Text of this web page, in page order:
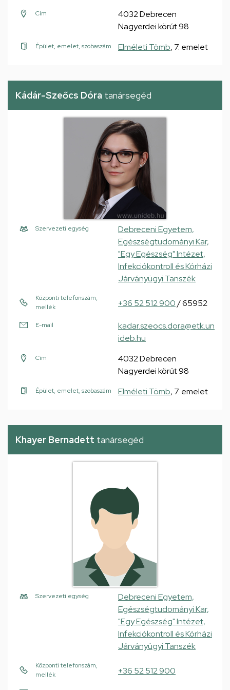
Cím
4032 Debrecen
Nagyerdei körút 98
Épület, emelet, szobaszám Elméleti Tömb, 7. emelet
Kádár-Szeőcs Dóra tanársegéd
Szervezeti egység
Debreceni Egyetem,
Egészségtudományi Kar,
"Egy Egészség" Intézet,
Infekciókontroll és Kórházi
Járványügyi Tanszék
Központi telefonszám,
mellék
+36 52 512 900/ 65952
E-mail
kadar.szeocs.dora@etk.un
ideb.hu
Cím
4032 Debrecen
Nagyerdei körút 98
Épület, emelet, szobaszám Elméleti Tömb, 7. emelet
Khayer Bernadett tanársegéd
Szervezeti egység
Debreceni Egyetem,
Egészségtudományi Kar,
"Egy Egészség" Intézet,
Infekciókontroll és Kórházi
Járványügyi Tanszék
Központi telefonszám,
mellék
+36 52 512 900